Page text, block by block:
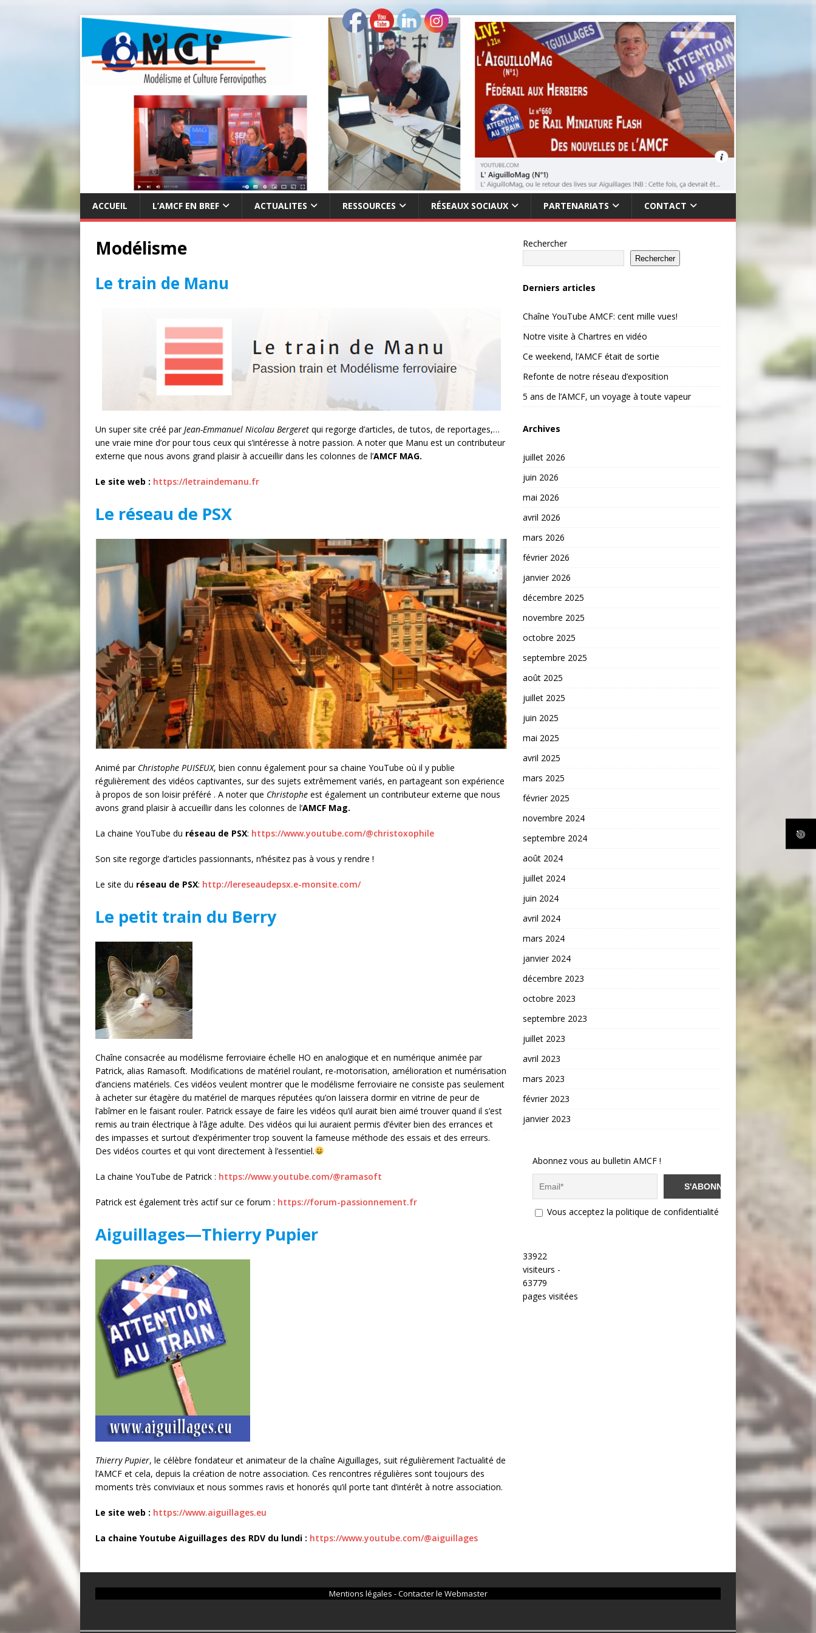
ACCUEIL L’AMCF EN BREF ACTUALITES RESSOURCES RÉSEAUX SOCIAUX PARTENARIATS CONTACT
Modélisme
Le train de Manu
Un super site créé parJean-Emmanuel Nicolau Bergeret qui regorge d’articles, de tutos, de reportages,…
une vraie mine d’or pour tous ceux qui s’intéresse à notre passion. A noter que Manu est un contributeur
externe que nous avons grand plaisir à accueillir dans les colonnes de l’AMCF MAG.
Le site web : https://letraindemanu.fr
Le réseau de PSX
Animé par Christophe PUISEUX, bien connu également pour sa chaine YouTube où il y publie
régulièrement des vidéos captivantes, sur des sujets extrêmement variés, en partageant son expérience
à propos de son loisir préféré . A noter que Christophe est également un contributeur externe que nous
avons grand plaisir à accueillir dans les colonnes de l’AMCF Mag.
La chaine YouTube du réseau de PSX: https://www.youtube.com/@christoxophile
Son site regorge d’articles passionnants, n’hésitez pas à vous y rendre !
Le site du réseau de PSX: http://lereseaudepsx.e-monsite.com/
Le petit train du Berry
Chaîne consacrée au modélisme ferroviaire échelle HO en analogique et en numérique animée par
Patrick, alias Ramasoft. Modifications de matériel roulant, re-motorisation, amélioration et numérisation
d’anciens matériels. Ces vidéos veulent montrer que le modélisme ferroviaire ne consiste pas seulement
à acheter sur étagère du matériel de marques réputées qu’on laissera dormir en vitrine de peur de
l’abîmer en le faisant rouler. Patrick essaye de faire les vidéos qu’il aurait bien aimé trouver quand il s’est
remis au train électrique à l’âge adulte. Des vidéos qui lui auraient permis d’éviter bien des errances et
des impasses et surtout d’expérimenter trop souvent la fameuse méthode des essais et des erreurs.
Des vidéos courtes et qui vont directement à l’essentiel.
La chaine YouTube de Patrick : https://www.youtube.com/@ramasoft
Patrick est également très actif sur ce forum : https://forum-passionnement.fr
Aiguillages—Thierry Pupier
Thierry Pupier, le célèbre fondateur et animateur de la chaîne Aiguillages, suit régulièrement l’actualité de
l’AMCF et cela, depuis la création de notre association. Ces rencontres régulières sont toujours des
moments très conviviaux et nous sommes ravis et honorés qu’il porte tant d’intérêt à notre association.
Le site web : https://www.aiguillages.eu
La chaine Youtube Aiguillages des RDV du lundi : https://www.youtube.com/@aiguillages
Rechercher
Rechercher
Derniers articles
Chaîne YouTube AMCF: cent mille vues!
Notre visite à Chartres en vidéo
Ce weekend, l’AMCF était de sortie
Refonte de notre réseau d’exposition
5 ans de l’AMCF, un voyage à toute vapeur
Archives
juillet 2026
juin 2026
mai 2026
avril 2026
mars 2026
février 2026
janvier 2026
décembre 2025
novembre 2025
octobre 2025
septembre 2025
août 2025
juillet 2025
juin 2025
mai 2025
avril 2025
mars 2025
février 2025
novembre 2024
septembre 2024
août 2024
juillet 2024
juin 2024
avril 2024
mars 2024
janvier 2024
décembre 2023
octobre 2023
septembre 2023
juillet 2023
avril 2023
mars 2023
février 2023
janvier 2023
Abonnez vous au bulletin AMCF !
Vous acceptez la politique de confidentialité
33922
visiteurs -
63779
pages visitées
Mentions légales -Contacter le Webmaster